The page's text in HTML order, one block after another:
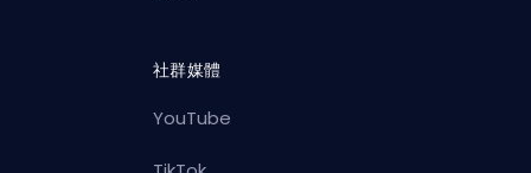
社群媒體
YouTube